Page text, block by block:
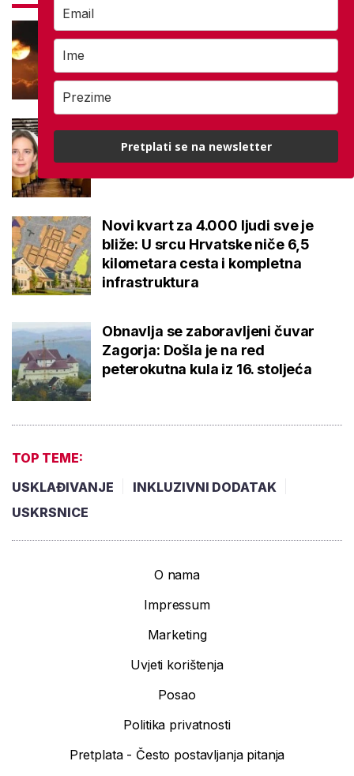
Je li pomrčina Sunca opasna za
Matematičari dobivaju novu
dekanicu: Cilj povećati broj
studenata, evo kako to planira
Novi kvart za 4.000 ljudi sve je
bliže: U srcu Hrvatske niče 6,5
kilometara cesta i kompletna
infrastruktura
Obnavlja se zaboravljeni čuvar
Zagorja: Došla je na red
peterokutna kula iz 16. stoljeća
TOP TEME:
USKLAĐIVANJE
INKLUZIVNI DODATAK
USKRSNICE
O nama
Impressum
Marketing
Uvjeti korištenja
Posao
Politika privatnosti
Pretplata - Često postavljanja pitanja
Pretplati se na newsletter